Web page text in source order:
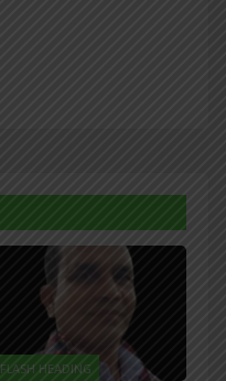
FLASH HEADING